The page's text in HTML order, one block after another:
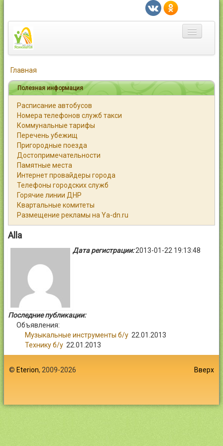
Город
Статьи
Каталог
Справочник
Работа
Объявления
Помощь
Главная
Полезная информация
Расписание автобусов
Номера телефонов служб такси
Коммунальные тарифы
Перечень убежищ
Пригородные поезда
Достопримечательности
Памятные места
Интернет провайдеры города
Телефоны городских служб
Горячие линии ДНР
Квартальные комитеты
Размещение рекламы на Ya-dn.ru
Alla
Дата регистрации:2013-01-22 19:13:48
Последние публикации:
Объявления:
Музыкальные инструменты б/у 22.01.2013
Технику б/у 22.01.2013
© Eterion, 2009-2026 Вверх